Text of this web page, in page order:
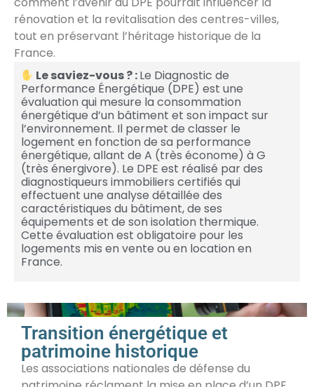
rénovation et la revitalisation des centres-villes,
tout en préservant l’héritage historique de la
France.
Le saviez-vous ? :Le Diagnostic de
Performance Énergétique (DPE) est une
évaluation qui mesure la consommation
énergétique d’un bâtiment et son impact sur
l’environnement. Il permet de classer le
logement en fonction de sa performance
énergétique, allant de A (très économe) à G
(très énergivore). Le DPE est réalisé par des
diagnostiqueurs immobiliers certifiés qui
effectuent une analyse détaillée des
caractéristiques du bâtiment, de ses
équipements et de son isolation thermique.
Cette évaluation est obligatoire pour les
logements mis en vente ou en location en
France.
Transition énergétique et
patrimoine historique
Les associations nationales de défense du